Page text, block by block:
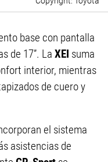
base con pantalla
de 17”. La XEI suma
interior, mientras
de cuero y
el sistema
asistencias de